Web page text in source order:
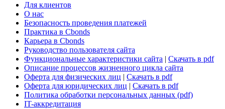
Для клиентов
О нас
Безопасность проведения платежей
Практика в Cbonds
Карьера в Cbonds
Руководство пользователя сайта
Функциональные характеристики сайта | Скачать в pdf
Описание процессов жизненного цикла сайта
Оферта для физических лиц | Скачать в pdf
Оферта для юридических лиц | Скачать в pdf
Политика обработки персональных данных (pdf)
IT-аккредитация